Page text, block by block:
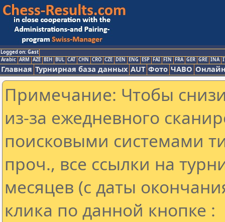
Logged on: Gast
Arabic ARM AZE BIH BUL CAT CHN CRO CZE DEN ENG ESP FAI FIN FRA GER GRE INA
Главная Турнирная база данных AUT Фото ЧАВО
Примечание: Чтобы
из-за ежедневного
поисковыми системами
проч., все ссылки на
месяцев (с даты
клика по данной кнопке :